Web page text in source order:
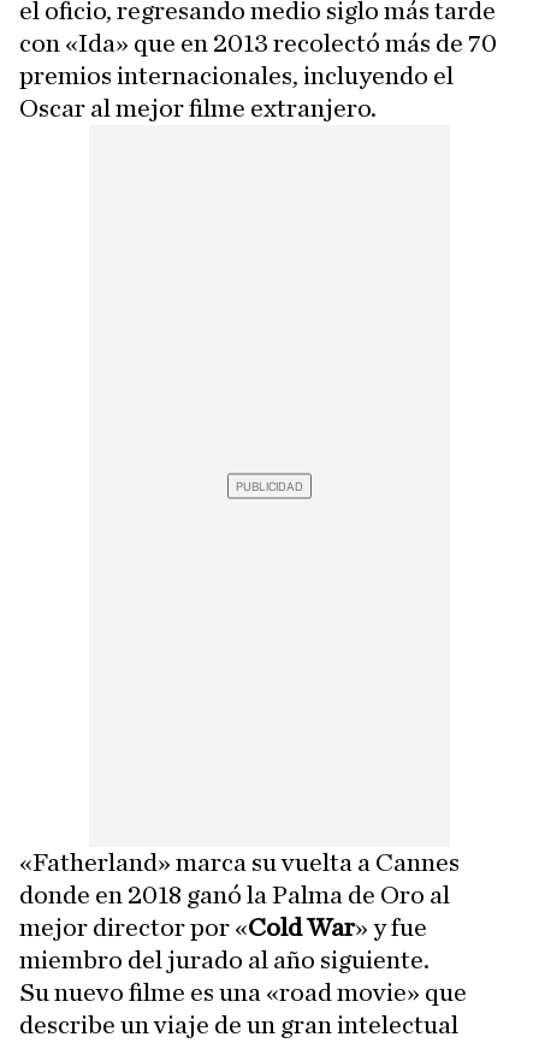
el oficio, regresando medio siglo más tarde
con «Ida» que en 2013 recolectó más de 70
premios internacionales, incluyendo el
Oscar al mejor filme extranjero.
«Fatherland» marca su vuelta a Cannes
donde en 2018 ganó la Palma de Oro al
mejor director por «Cold War» y fue
miembro del jurado al año siguiente.
Su nuevo filme es una «road movie» que
describe un viaje de un gran intelectual